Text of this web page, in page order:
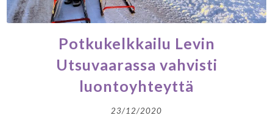
Potkukelkkailu Levin
Utsuvaarassa vahvisti
luontoyhteyttä
23/12/2020